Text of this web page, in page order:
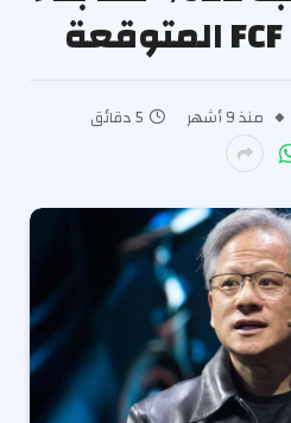
منذ 9 أشهر
5 دقائق